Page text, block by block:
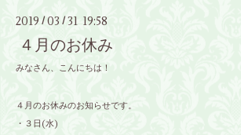
2019 /03 / 31 19:58
４月のお休み
みなさん、こんにちは！
４月のお休みのお知らせです。
・３日(水)